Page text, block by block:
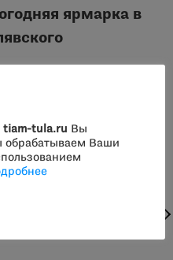
ярмарка в
в новогодние
tiam-tula.ru Вы
обрабатываем Ваши